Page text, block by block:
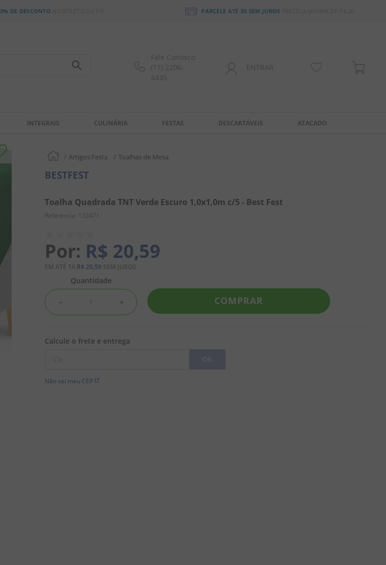
3% DE DESCONTO PARCELE ATÉ 3X SEM JUROS PARCELA MÍNIMA DE R$ 20
Fale Conosco
(11) 2206-
4435
ENTRAR
INTEGRAIS CULINÁRIA FESTAS DESCARTÁVEIS ATACADO
Artigos Festa Toalhas de Mesa
BESTFEST
Toalha Quadrada TNT Verde Escuro 1,0x1,0m c/5 - Best Fest
Referência : 122471
R$ 20,59
EM ATÉ 1 X R$ 20,59 SEM JUROS
Quantidade
＋
－ COMPRAR
Não sei meu CEP